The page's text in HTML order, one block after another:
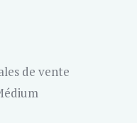
de vente